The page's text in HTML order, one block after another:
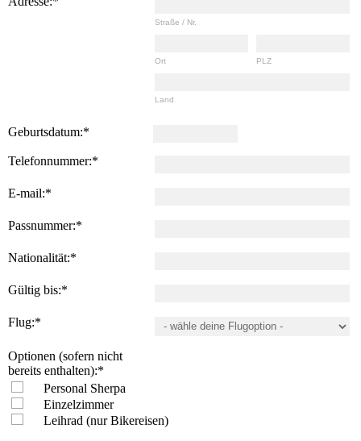
Straße / Nr.
Ort PLZ
Land
Geburtsdatum:*
Telefonnummer:*
E-mail:*
Passnummer:*
Nationalität:*
Gültig bis:*
Flug:*
Optionen (sofern nicht
bereits enthalten):*
Personal Sherpa
Einzelzimmer
Leihrad (nur Bikereisen)